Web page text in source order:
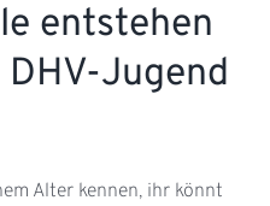
entstehen
Jugend
Alter kennen, ihr könnt